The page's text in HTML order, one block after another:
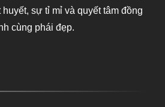
sự tỉ mỉ và quyết tâm đồng
cùng phái đẹp.